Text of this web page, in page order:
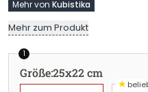
Mehr von Kubistika
Mehr zum Produkt
1
Größe:25x22 cm
★